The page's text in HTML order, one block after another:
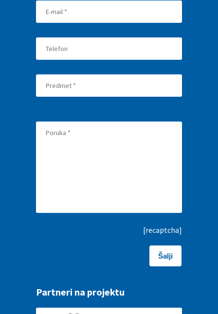
[recaptcha]
Partneri na projektu